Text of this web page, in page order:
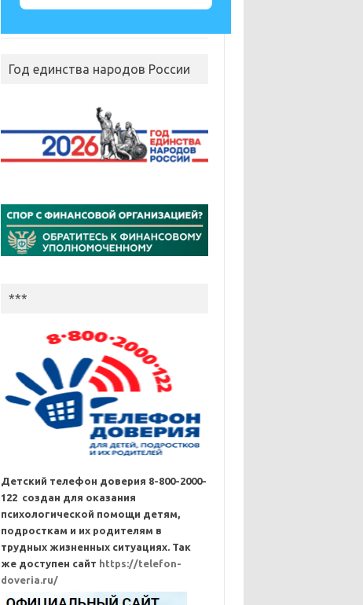
Год единства народов России
***
Детский телефон доверия 8-800-2000-
122 создан для оказания
психологической помощи детям,
подросткам и их родителям в
трудных жизненных ситуациях. Так
же доступен сайт https://telefon-
doveria.ru/